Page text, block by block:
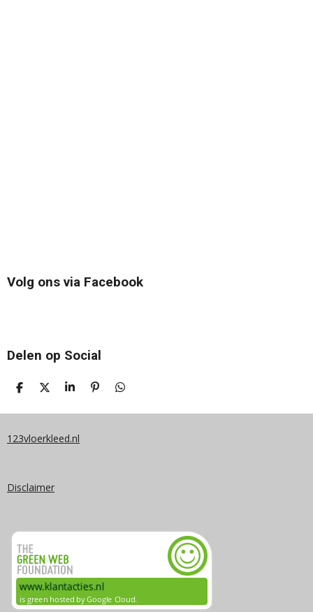
Volg ons via Facebook
Delen op Social
D
L
N
D
E
S
A
E
P
N
D
L
123vloerkleed.nl
Disclaimer